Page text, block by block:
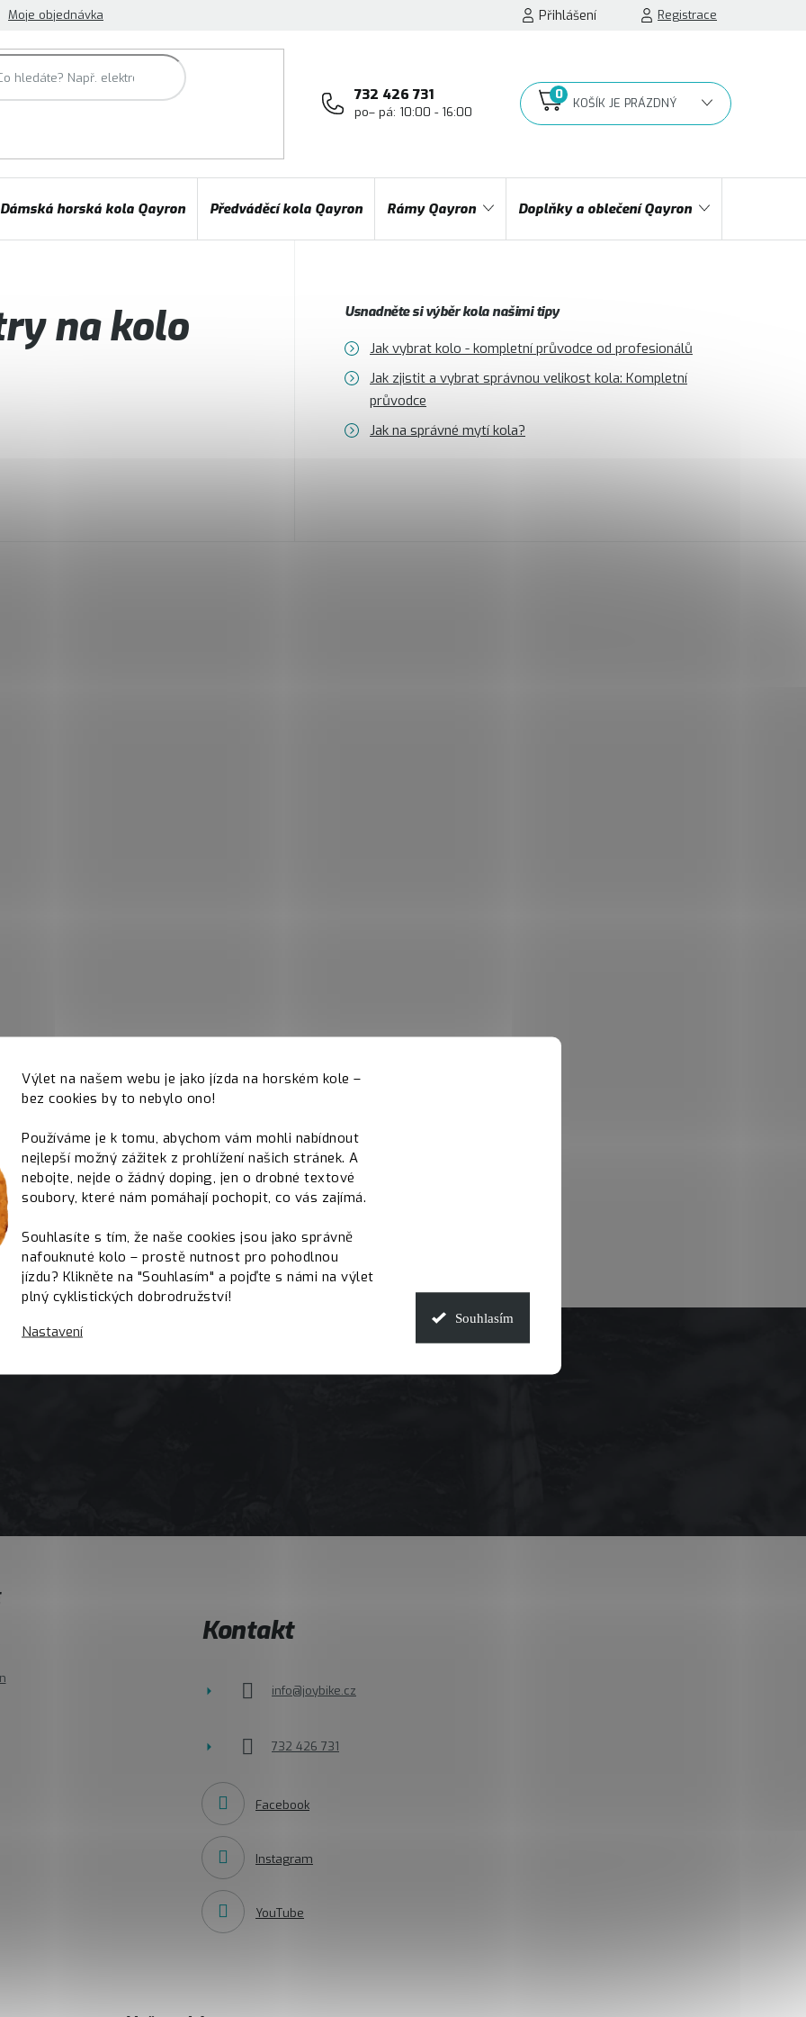
Výlet na našem webu je jako jízda na horském kole –
bez cookies by to nebylo ono!
Používáme je k tomu, abychom vám mohli nabídnout
nejlepší možný zážitek z prohlížení našich stránek. A
nebojte, nejde o žádný doping, jen o drobné textové
soubory, které nám pomáhají pochopit, co vás zajímá.
Souhlasíte s tím, že naše cookies jsou jako správně
nafouknuté kolo – prostě nutnost pro pohodlnou
jízdu? Klikněte na "Souhlasím" a pojďte s námi na výlet
plný cyklistických dobrodružství!
Nastavení
Souhlasím
Moje objednávka Přihlášení Registrace
732 426 731
po– pá: 10:00 - 16:00
NÁKUPNÍ
Dámská horská kola Qayron Předváděcí kola Qayron Rámy Qayron Doplňky a oblečení Qayron
na kolo Usnadněte si výběr kola našimi tipy
Jak vybrat kolo - kompletní průvodce od profesionálů
Jak zjistit a vybrat správnou velikost kola: Kompletní
průvodce
Jak na správné mytí kola?
Kontakt
info@joybike.cz
732 426 731
Facebook
Instagram
YouTube